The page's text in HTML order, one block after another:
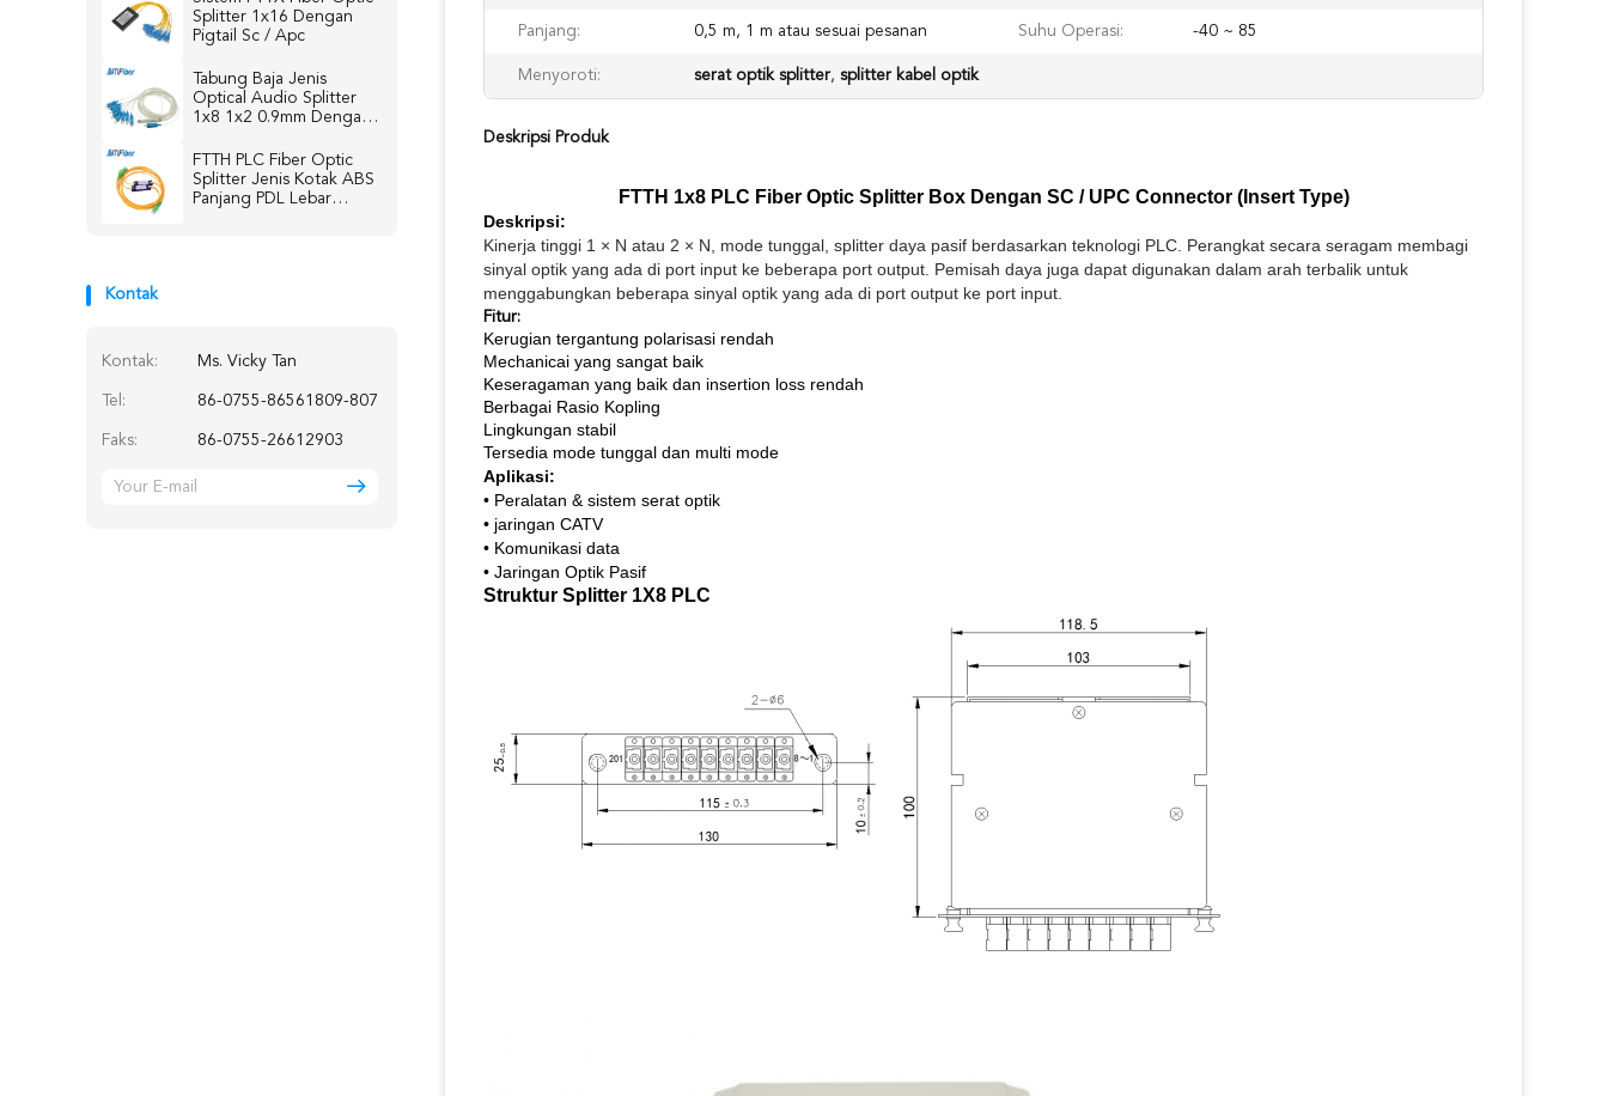
Splitter 1x16 Dengan
Pigtail Sc / Apc
Tabung Baja Jenis
Optical Audio Splitter
1x8 1x2 0.9mm Dengan
Connector
FTTH PLC Fiber Optic
Splitter Jenis Kotak ABS
Panjang PDL Lebar
Kontak
Kontak: Ms. Vicky Tan
Tel: 86-0755-86561809-807
Faks: 86-0755-26612903
Panjang: 0,5 m, 1 m atau sesuai pesanan Suhu Operasi: -40 ~ 85
Menyoroti: serat optik splitter, splitter kabel optik
Deskripsi Produk
FTTH 1x8 PLC Fiber Optic Splitter Box Dengan SC / UPC Connector (Insert Type)
Deskripsi:
Kinerja tinggi 1 × N atau 2 × N, mode tunggal, splitter daya pasif berdasarkan teknologi PLC. Perangkat secara seragam membagi
sinyal optik yang ada di port input ke beberapa port output. Pemisah daya juga dapat digunakan dalam arah terbalik untuk
menggabungkan beberapa sinyal optik yang ada di port output ke port input.
Fitur:
Kerugian tergantung polarisasi rendah
Mechanicai yang sangat baik
Keseragaman yang baik dan insertion loss rendah
Berbagai Rasio Kopling
Lingkungan stabil
Tersedia mode tunggal dan multi mode
Aplikasi:
• Peralatan & sistem serat optik
• jaringan CATV
• Komunikasi data
• Jaringan Optik Pasif
Struktur Splitter 1X8 PLC